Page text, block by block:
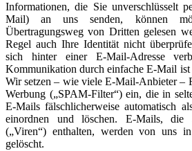
Informationen, die Sie unverschlüsselt
Mail) an uns senden, können
Übertragungsweg von Dritten gelesen
Regel auch Ihre Identität nicht
sich hinter einer E-Mail-Adresse
Kommunikation durch einfache E-Mail ist
Wir setzen – wie viele E-Mail-Anbieter –
Werbung („SPAM-Filter“) ein, die in
E-Mails fälschlicherweise automatisch
einordnen und löschen. E-Mails, die
(„Viren“) enthalten, werden von uns
gelöscht.